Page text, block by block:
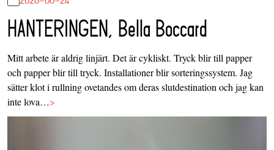
HANTERINGEN, Bella Boccard
Mitt arbete är aldrig linjärt. Det är cykliskt. Tryck blir till papper
och papper blir till tryck. Installationer blir sorteringssystem. Jag
sätter klot i rullning ovetandes om deras slutdestination och jag kan
inte lova…>